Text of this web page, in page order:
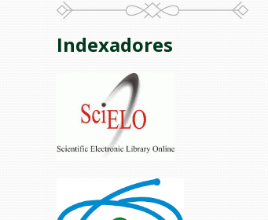
Indexadores